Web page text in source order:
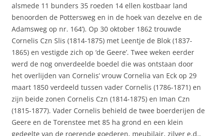
alsmede 11 bunders 35 roeden 14 ellen kostbaar land
benoorden de Pottersweg en in de hoek van dezelve en de
Adamsweg op nr. 164’). Op 30 oktober 1862 trouwde
Cornelis Czn Slis (1814-1875) met Leentje de Blok (1837-
1865) en vestigde zich op ‘de Geere’. Twee weken eerder
werd de nog onverdeelde boedel die was ontstaan door
het overlijden van Cornelis’ vrouw Cornelia van Eck op 29
maart 1850 verdeeld tussen vader Cornelis (1786-1871) en
zijn beide zonen Cornelis Czn (1814-1875) en Iman Czn
(1815-1877). Vader Cornelis behield de twee boerderijen de
Geere en de Torenstee met 85 ha grond en een klein
gedeelte van de roerende goederen, meubilair, zilver e.d.,